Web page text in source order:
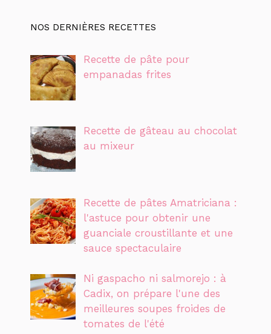
NOS DERNIÈRES RECETTES
Recette de pâte pour
empanadas frites
Recette de gâteau au chocolat
au mixeur
Recette de pâtes Amatriciana :
l'astuce pour obtenir une
guanciale croustillante et une
sauce spectaculaire
Ni gaspacho ni salmorejo : à
Cadix, on prépare l'une des
meilleures soupes froides de
tomates de l'été